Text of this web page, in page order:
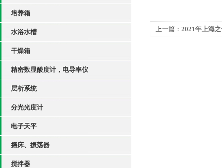
培养箱
水浴水槽
干燥箱
精密数显酸度计，电导率仪
层析系统
分光光度计
电子天平
摇床、振荡器
搅拌器
上一篇： 2021年上海